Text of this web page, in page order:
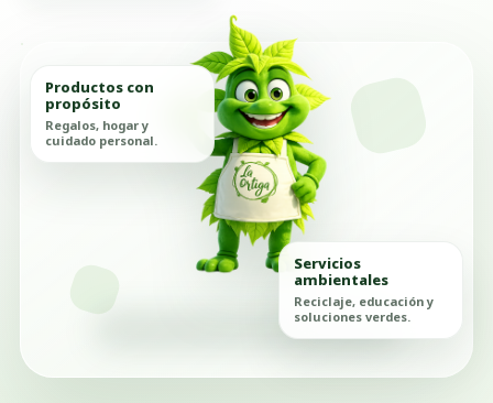
Productos con
propósito
Regalos, hogar y
cuidado personal.
Servicios
ambientales
Reciclaje, educación y
soluciones verdes.